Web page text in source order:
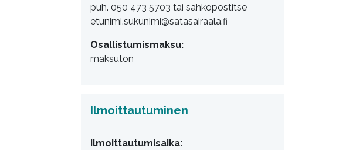
puh. 050 473 5703 tai sähköpostitse
etunimi.sukunimi@satasairaala.fi
Osallistumismaksu:
maksuton
Ilmoittautuminen
Ilmoittautumisaika: